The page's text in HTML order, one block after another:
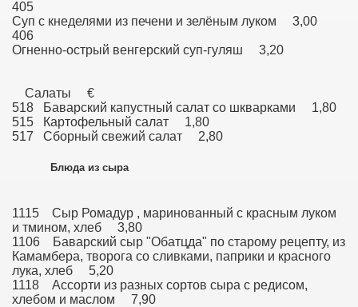
405
Суп с кнеделями из печени и зелёным луком 3,00
406
Огненно-острый венгерский суп-гуляш 3,20
Салаты €
518 Баварский капустный салат со шкварками 1,80
515 Картофельный салат 1,80
517 Сборный свежий салат 2,80
Блюда из сыра
1115 Сыр Ромадур , маринованный с красным луком
и тмином, хлеб 3,80
1106 Баварский сыр "Обатцда" по старому рецепту, из
Камамбера, творога со сливками, паприки и красного
лука, хлеб 5,20
1118 Ассорти из разных сортов сыра с редисом,
хлебом и маслом 7,90